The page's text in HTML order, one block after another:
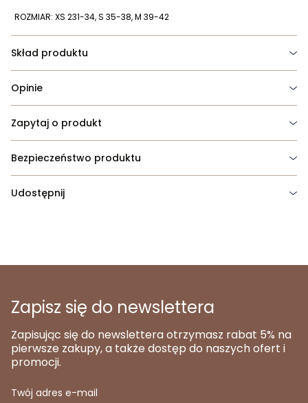
ROZMIAR: XS 231-34, S 35-38, M 39-42
Skład produktu
Opinie
Zapytaj o produkt
Bezpieczeństwo produktu
Udostępnij
Zapisz się do newslettera
Zapisując się do newslettera otrzymasz rabat 5% na
pierwsze zakupy, a także dostęp do naszych ofert i
promocji.
Twój adres e-mail